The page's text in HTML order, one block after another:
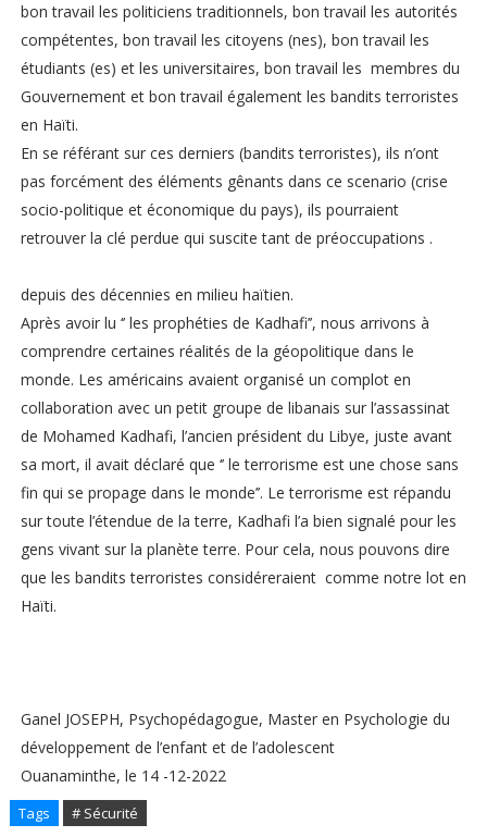
bon travail les politiciens traditionnels, bon travail les autorités
compétentes, bon travail les citoyens (nes), bon travail les
étudiants (es) et les universitaires, bon travail les membres du
Gouvernement et bon travail également les bandits terroristes
en Haïti.
En se référant sur ces derniers (bandits terroristes), ils n’ont
pas forcément des éléments gênants dans ce scenario (crise
socio-politique et économique du pays), ils pourraient
retrouver la clé perdue qui suscite tant de préoccupations .
depuis des décennies en milieu haïtien.
Après avoir lu ‘’ les prophéties de Kadhafi’’, nous arrivons à
comprendre certaines réalités de la géopolitique dans le
monde. Les américains avaient organisé un complot en
collaboration avec un petit groupe de libanais sur l’assassinat
de Mohamed Kadhafi, l’ancien président du Libye, juste avant
sa mort, il avait déclaré que ‘’ le terrorisme est une chose sans
fin qui se propage dans le monde’’. Le terrorisme est répandu
sur toute l’étendue de la terre, Kadhafi l’a bien signalé pour les
gens vivant sur la planète terre. Pour cela, nous pouvons dire
que les bandits terroristes considéreraient comme notre lot en
Haïti.
Ganel JOSEPH, Psychopédagogue, Master en Psychologie du
développement de l’enfant et de l’adolescent
Ouanaminthe, le 14 -12-2022
Tags # Sécurité